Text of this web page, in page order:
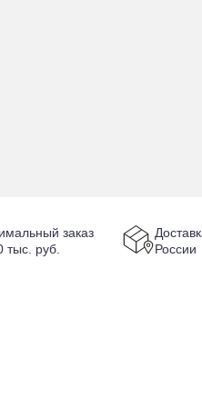
заказ
тыс. руб.
России